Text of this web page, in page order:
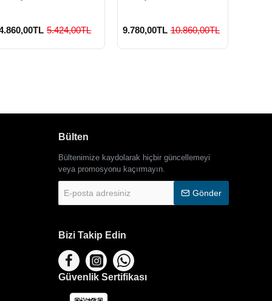
5.424,00TL 9.780,00TL 10.860,00TL
Bülten
Bültenimize kaydolarak hiçbir güncellemeyi
veya promosyonu kaçırmayın.
posta
Gönder
Bizi Takip Edin
Güvenlik Sertifikası